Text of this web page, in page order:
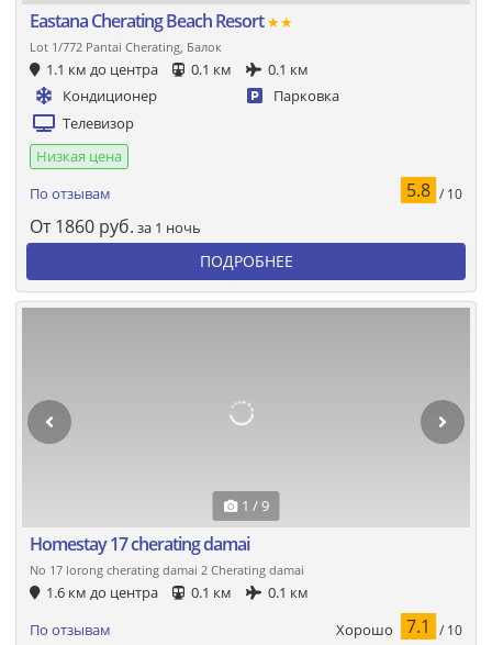
Eastana Cherating Beach Resort★★
Lot 1/772 Pantai Cherating, Балок
1.1 км до центра 0.1 км
0.1 км
Кондиционер
Парковка
Телевизор
Низкая цена
По отзывам
5.8 / 10
От 1860 руб. за 1 ночь
ПОДРОБНЕЕ
1 / 9
Homestay 17 cherating damai
No 17 lorong cherating damai 2 Cherating damai
1.6 км до центра 0.1 км
0.1 км
По отзывам
Хорошо 7.1 / 10